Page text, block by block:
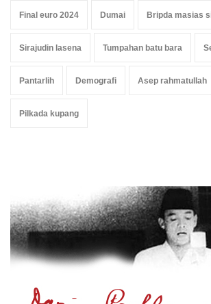
Final euro 2024 Dumai Bripda masias
Sirajudin lasena Tumpahan batu bara
Pantarlih Demografi Asep rahmatullah
Pilkada kupang